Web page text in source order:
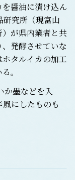
醤油に漬け込ん
研究所（現富山
が県内業者と共
発酵させていな
タルイカの加工
。
か墨などを入
にしたものも